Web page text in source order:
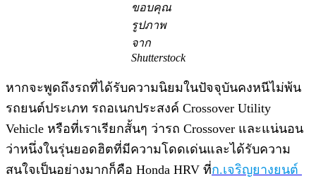
ขอบคุณ
รูปภาพ
จาก
Shutterstock
หากจะพูดถึง​รถที่ได้รับความนิยม​ในปัจจุ​บัน​คงหนีไม่พ้น​
รถยนต์​ประเภท​ รถอเนกประสงค์ Crossover Utility
Vehicle หรือที่เราเรียก​สั้น​ๆ​ ว่ารถ​ Crossover​ และแน่นอน
ว่าหนึ่งในรุ่นยอดฮิต​ที่มีความโดดเด่นและได้รับความ
สนใจเป็นอย่างมากก็คือ​ Honda HRV​ ที่​ก.เจริญ​ยาง​ยนต์ ​